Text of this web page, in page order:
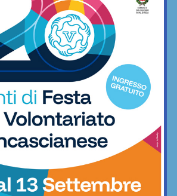
al lavoro per la stagione
27, sospeso ancora tra due
ripescaggi per la Seconda
2026/27: fa festa anche la
Lilliano
il rimonta contro i giovani viola:
Rondinella nella prima amichevole